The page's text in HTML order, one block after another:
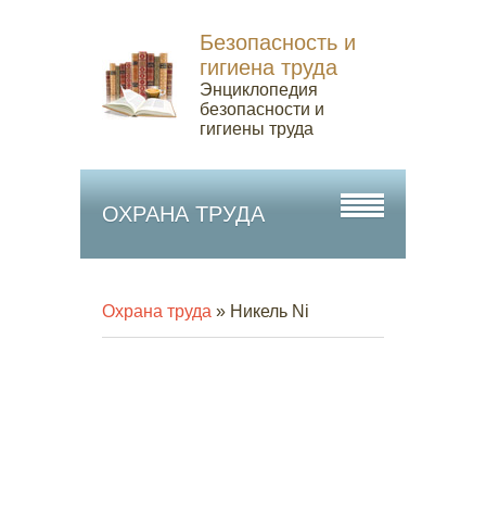
Безопасность и
гигиена труда
Энциклопедия
безопасности и
гигиены труда
ОХРАНА ТРУДА
Охрана труда » Никель Ni